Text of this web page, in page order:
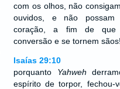
com os olhos, não
ouvidos, e não
coração, a fim de que
conversão e se tornem
Isaías 29:10
porquanto Yahweh
espírito de torpor, fechou-